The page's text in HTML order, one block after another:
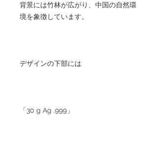
背景には竹林が広がり、中国の自然環
境を象徴しています。
デザインの下部には
「30 g Ag .999」